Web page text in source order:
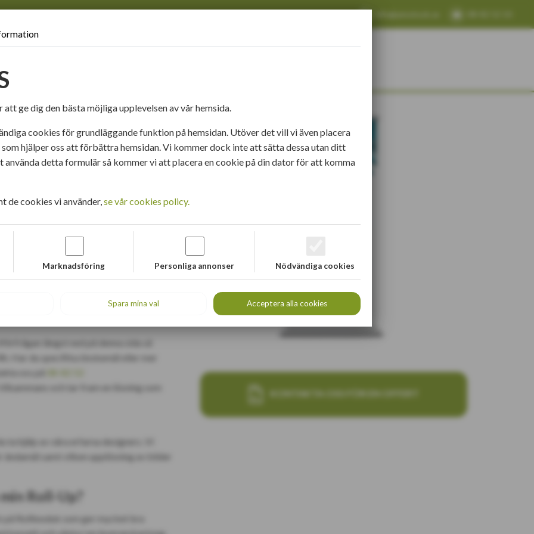
ge dig den bästa möjliga upplevelsen av vår hemsida.
cookies för grundläggande funktion på hemsidan. Utöver det vill vi även placera
hjälper oss att förbättra hemsidan. Vi kommer dock inte att sätta dessa utan ditt
använda detta formulär så kommer vi att placera en cookie på din dator för att komma
de cookies vi använder,se vår cookies policy.
Marknadsföring Personliga annonser Nödvändiga cookies
Spara mina val Acceptera alla cookies
UPS
Med sin storlek lyfter Roll-Ups fram
perfekt till bland annat mässor,
butiken. Vi kan även trycka flera Roll-
kan enkelt rullas ihop och transporteras
min Roll-Up
längst ned på denna sida så
oss på
och tar fram en lösning som
hjälp av våra erfarna designers. Vi
samt vilken upplösning av bilder
Roll-Up?
Rolltexduk som ger mycket bra
KONTAKTA OSS FÖR EN OFFERT